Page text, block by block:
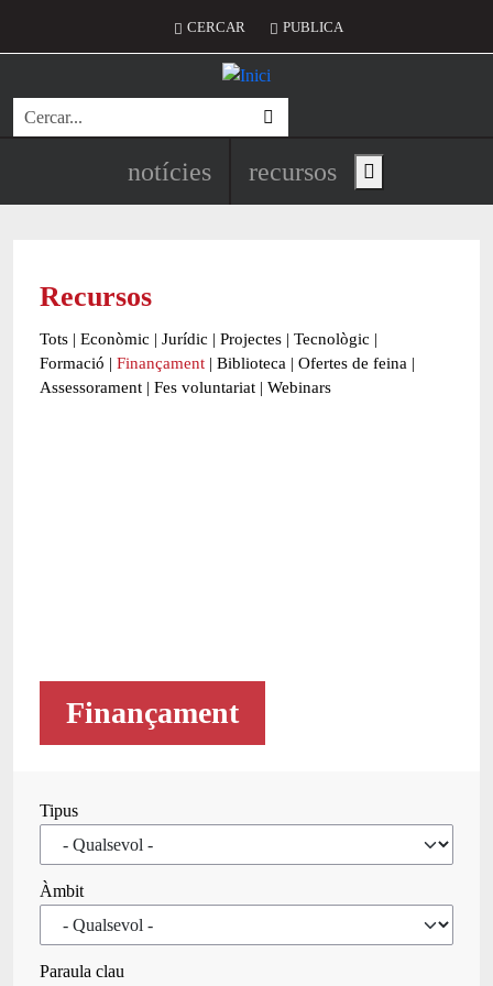
Menú del compte d'usuari
CERCAR PUBLICA
Cerca
Navegació principal de
notícies recursos Show main menu
Recursos
Tots | Econòmic | Jurídic | Projectes | Tecnològic |
Formació | Finançament | Biblioteca | Ofertes de feina |
Assessorament | Fes voluntariat | Webinars
Finançament
Tipus
Àmbit
Paraula clau